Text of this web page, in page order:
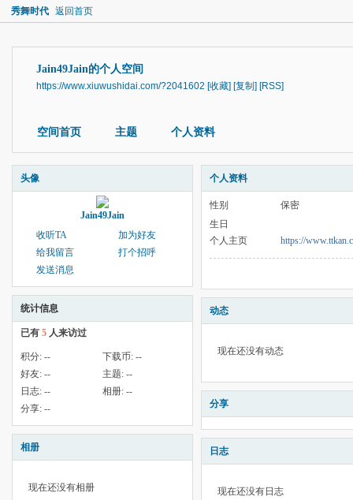
秀舞时代 返回首页
Jain49Jain的个人空间
https://www.xiuwushidai.com/?2041602 [收藏] [复制] [RSS]
空间首页 主题 个人资料
头像
Jain49Jain
收听TA
加为好友
给我留言
打个招呼
发送消息
统计信息
已有 5 人来访过
积分: -- 下载币: --
好友: -- 主题: --
日志: -- 相册: --
分享: --
相册
现在还没有相册
个人资料
性别
保密
生日
个人主页
https://
动态
现在还没有动态
分享
日志
现在还没有日志